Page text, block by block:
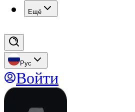
Eщё
Рус
Войти